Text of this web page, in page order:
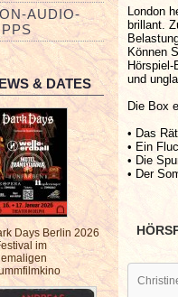
AUDIO-
& DATES
Days Berlin 2026
im
London
brillant.
Können
und
Die Box
• Das
• Ein
• Die
• Der